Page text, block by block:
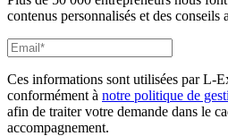
contenus personnalisés et des conseils
Ces informations sont utilisées par L-
conformément à notre politique de
afin de traiter votre demande dans le
accompagnement.